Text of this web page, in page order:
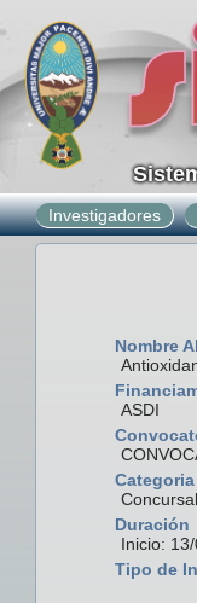
Investigadores
Nombre
ASDI
Duración
Inicio:
Tipo de